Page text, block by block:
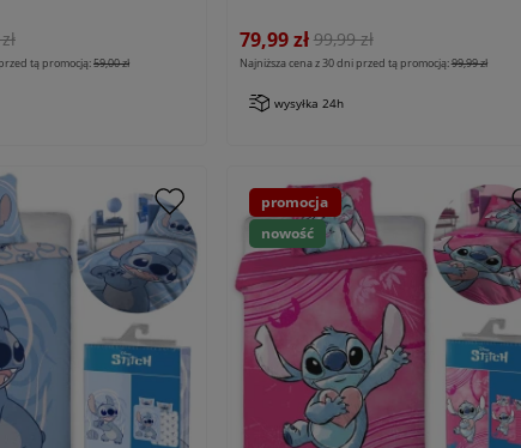
tą promocją:59,00 zł
79,99 zł 99,99 zł
Najniższa cena z 30 dni przed tą promocją:99,99 zł
wysyłka 24h
promocja
nowość